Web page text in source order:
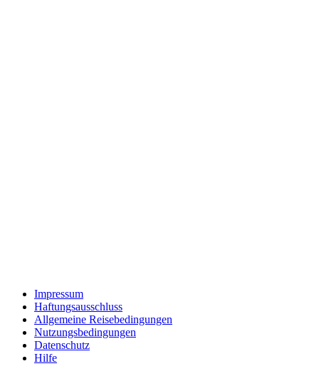
Impressum
Haftungsausschluss
Allgemeine Reisebedingungen
Nutzungsbedingungen
Datenschutz
Hilfe